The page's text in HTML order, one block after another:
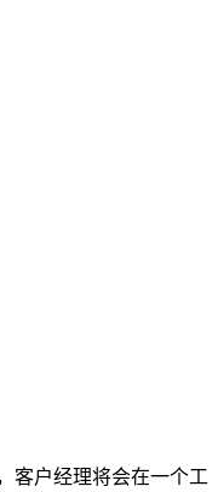
客户经理将会在一个工